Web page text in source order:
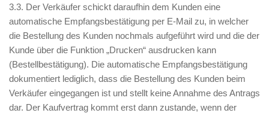
3.3. Der Verkäufer schickt daraufhin dem Kunden eine
automatische Empfangsbestätigung per E-Mail zu, in welcher
die Bestellung des Kunden nochmals aufgeführt wird und die der
Kunde über die Funktion „Drucken“ ausdrucken kann
(Bestellbestätigung). Die automatische Empfangsbestätigung
dokumentiert lediglich, dass die Bestellung des Kunden beim
Verkäufer eingegangen ist und stellt keine Annahme des Antrags
dar. Der Kaufvertrag kommt erst dann zustande, wenn der